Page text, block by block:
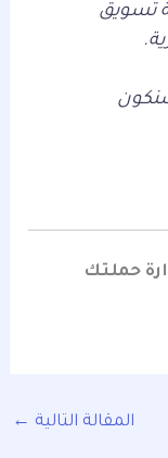
تسويق
حملتك
المقالة التالية ←